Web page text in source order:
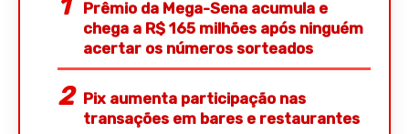
Prêmio da Mega-Sena acumula e
chega a R$ 165 milhões após ninguém
acertar os números sorteados
Pix aumenta participação nas
transações em bares e restaurantes